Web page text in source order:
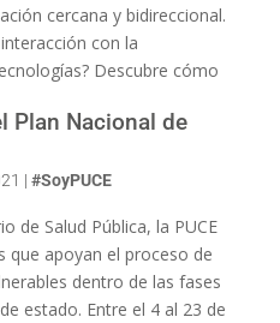
cercana y bidireccional.
con la
Descubre cómo
Plan Nacional de
| #SoyPUCE
de Salud Pública, la PUCE
que apoyan el proceso de
dentro de las fases
estado. Entre el 4 al 23 de